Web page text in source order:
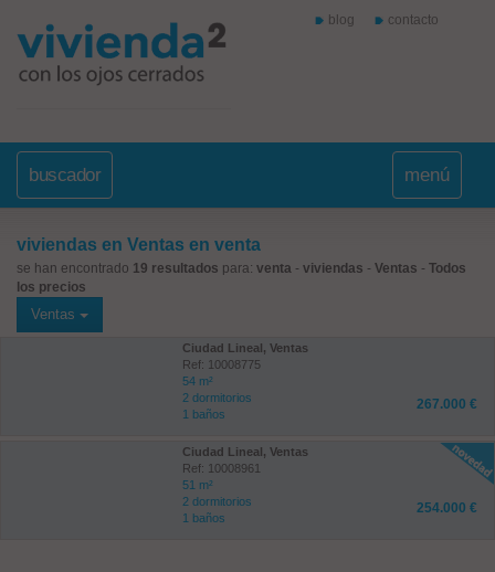
blog contacto
buscador menú
viviendas en Ventas en venta
se han encontrado 19 resultados para: venta - viviendas - Ventas - Todos
los precios
Ventas
Ciudad Lineal, Ventas
Ref: 10008775
54 m²
2 dormitorios
1 baños
267.000 €
Ciudad Lineal, Ventas
Ref: 10008961
51 m²
2 dormitorios
1 baños
254.000 €